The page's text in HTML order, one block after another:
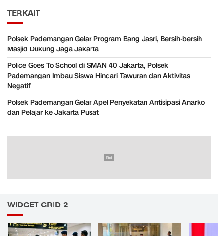
TERKAIT
Polsek Pademangan Gelar Program Bang Jasri, Bersih-bersih
Masjid Dukung Jaga Jakarta
Police Goes To School di SMAN 40 Jakarta, Polsek
Pademangan Imbau Siswa Hindari Tawuran dan Aktivitas
Negatif
Polsek Pademangan Gelar Apel Penyekatan Antisipasi Anarko
dan Pelajar ke Jakarta Pusat
WIDGET GRID 2